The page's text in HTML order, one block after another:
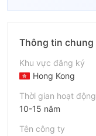
Thông tin chung
Khu vực đăng ký
Hong Kong
Thời gian hoạt động
10-15 năm
Tên công ty